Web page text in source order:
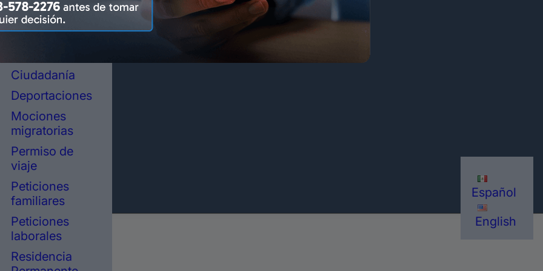
representación
legal en
inmigración
Ciudadanía
Deportaciones
Mociones
migratorias
Permiso de
viaje
Peticiones
familiares
Peticiones
laborales
Residencia
Español
English